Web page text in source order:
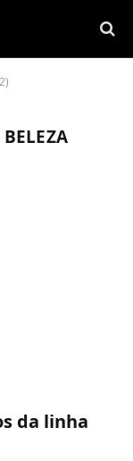
BELEZA
da linha